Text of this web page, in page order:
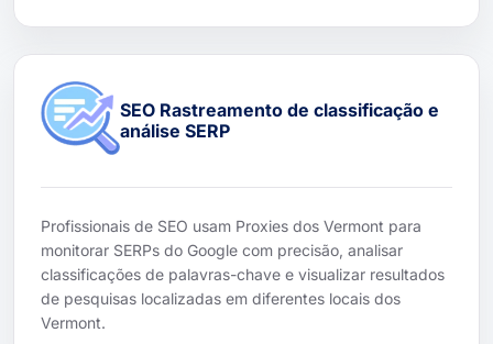
SEO Rastreamento de classificação e
análise SERP
Profissionais de SEO usam Proxies dos Vermont para
monitorar SERPs do Google com precisão, analisar
classificações de palavras-chave e visualizar resultados
de pesquisas localizadas em diferentes locais dos
Vermont.